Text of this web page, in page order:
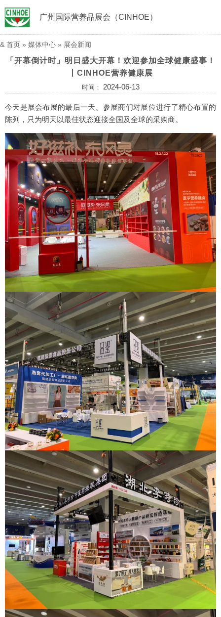
广州国际营养品展会（CINHOE）
& 首页 » 媒体中心 » 展会新闻
「开幕倒计时」明日盛大开幕！欢迎参加全球健康盛事！
丨CINHOE营养健康展
时间： 2024-06-13
今天是展会布展的最后一天。参展商们对展位进行了精心布置的
陈列，只为明天以最佳状态迎接全国及全球的采购商。